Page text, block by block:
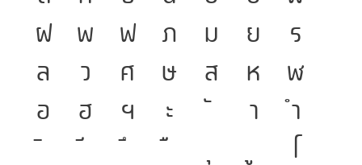
ฝ
พ ฟ ภ ม ย
ร
ล
ว ศ ษ ส ห
ฬ
อ
ฮ ฯ ะ า
ำ
โ